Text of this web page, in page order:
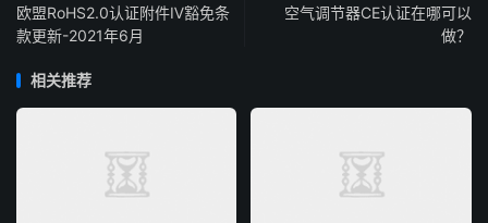
欧盟RoHS2.0认证附件Ⅳ豁免条
款更新-2021年6月
空气调节器CE认证在哪可以
做？
相关推荐